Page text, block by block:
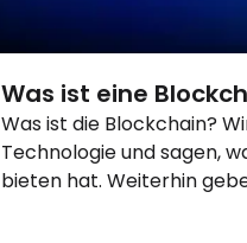
Was ist eine
Technik einfach
Was ist die Blockchain?
Technologie und sagen,
bieten hat. Weiterhin